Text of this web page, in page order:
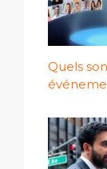
Quels